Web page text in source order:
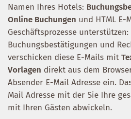
Namen Ihres Hotels:
Online Buchungen und HTML E-
Geschäftsprozesse
Buchungsbestätigungen und
verschicken diese E-Mails mit
Vorlagen direkt aus dem
Absender E-Mail Adresse ein.
Mail Adresse mit der Sie Ihre
mit Ihren Gästen abwickeln.